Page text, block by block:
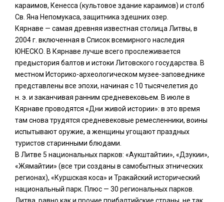
караимов, Кенесса (культовое здание караимов) и столб
Св. Яна Непомукаса, защитника здешних озер.
Кярнаве — самая древняя известная столица Литвы, в
2004 г. включенная в Список всемирного наследия
ЮНЕСКО. В Кярнаве лучше всего прослеживается
предыстория балтов и истоки Литовского государства. В
местном Историко-археологическом музее-заповеднике
представлены все эпохи, начиная с 10 тысячелетия до
н. э. и заканчивая ранним средневековьем. В июле в
Кярнаве проводятся «Дни живой истории»: в это время
там снова трудятся средневековые ремесленники, воины
испытывают оружие, а женщины угощают праздных
туристов старинными блюдами.
В Литве 5 национальных парков: «Аукштайтии», «Дзукии»,
«Жямайтии» (все три созданы в самобытных этнических
регионах), «Куршская коса» и Тракайский исторический
национальный парк. Плюс — 30 региональных парков.
Литва, равно как и прочие прибалтийские страны, не так